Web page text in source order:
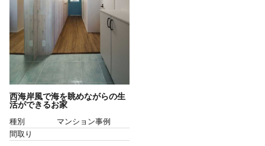
西海岸風で海を眺めながらの生
活ができるお家
種別
マンション事例
間取り